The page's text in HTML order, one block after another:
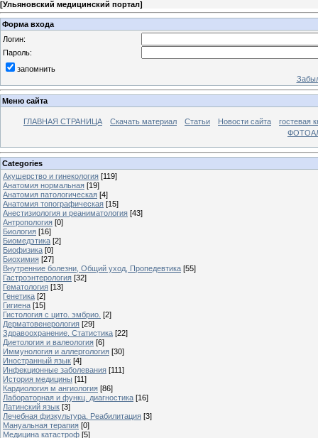
[Ульяновский медицинский портал]
Форма входа
Логин:
Пароль:
запомнить
Меню сайта
ГЛАВНАЯ СТРАНИЦА Скачать материал Статьи Новости сайта
гостевая
Categories
Акушерство и гинекология [119]
Анатомия нормальная [19]
Анатомия патологическая [4]
Анатомия топографическая [15]
Анестизиология и реаниматология [43]
Антропология [0]
Биология [16]
Биомедэтика [2]
Биофизика [0]
Биохимия [27]
Внутренние болезни, Общий уход, Пропедевтика [55]
Гастроэнтерология [32]
Гематология [13]
Генетика [2]
Гигиена [15]
Гистология с цито. эмбрио. [2]
Дерматовенерология [29]
Здравоохранение. Статистика [22]
Диетология и валеология [6]
Иммунология и аллергология [30]
Иностранный язык [4]
Инфекционные заболевания [111]
История медицины [11]
Кардиология м ангиология [86]
Лабораторная и функц. диагностика [16]
Латинский язык [3]
Лечебная физкультура. Реабилитация [3]
Мануальная терапия [0]
Медицина катастроф [5]